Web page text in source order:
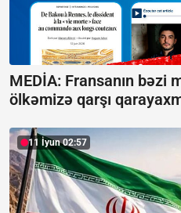
MEDİA: Fransanın bəzi
ölkəmizə qarşı
11 İyun 02:57